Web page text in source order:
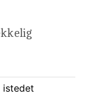
istedet